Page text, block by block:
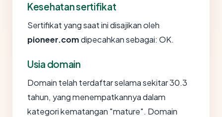
Kesehatan sertifikat
Sertifikat yang saat ini disajikan oleh
pioneer.comdipecahkan sebagai: OK.
Usia domain
Domain telah terdaftar selama sekitar 30.3
tahun, yang menempatkannya dalam
kategori kematangan "mature". Domain